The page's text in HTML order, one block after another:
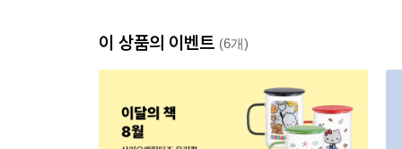
이 상품의 이벤트 (6개)